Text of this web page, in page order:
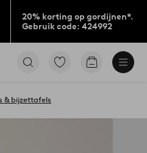
20% korting op gordijnen*.
Gebruik code: 424992
Ga
Go
& bijzettafels